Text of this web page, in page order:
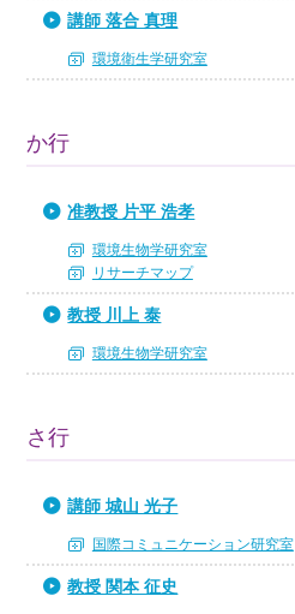
講師 落合 真理
環境衛生学研究室
か行
准教授 片平 浩孝
環境生物学研究室
リサーチマップ
教授 川上 泰
環境生物学研究室
さ行
講師 城山 光子
国際コミュニケーション研究室
教授 関本 征史